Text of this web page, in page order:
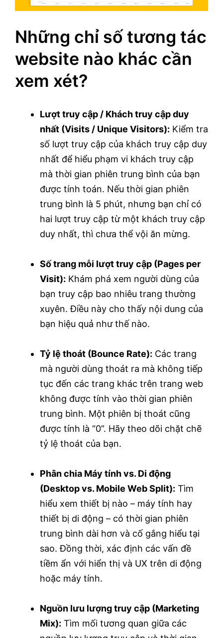
Những chỉ số tương tác
website nào khác cần
xem xét?
Lượt truy cập / Khách truy cập duy
nhất (Visits / Unique Visitors): Kiểm tra
số lượt truy cập của khách truy cập duy
nhất để hiểu phạm vi khách truy cập
mà thời gian phiên trung bình của bạn
được tính toán. Nếu thời gian phiên
trung bình là 5 phút, nhưng bạn chỉ có
hai lượt truy cập từ một khách truy cập
duy nhất, thì chưa thể vội ăn mừng.
Số trang mỗi lượt truy cập (Pages per
Visit): Khám phá xem người dùng của
bạn truy cập bao nhiêu trang thường
xuyên. Điều này cho thấy nội dung của
bạn hiệu quả như thế nào.
Tỷ lệ thoát (Bounce Rate): Các trang
mà người dùng thoát ra mà không tiếp
tục đến các trang khác trên trang web
không được tính vào thời gian phiên
trung bình. Một phiên bị thoát cũng
được tính là “0”. Hãy theo dõi chặt chẽ
tỷ lệ thoát của bạn.
Phân chia Máy tính vs. Di động
(Desktop vs. Mobile Web Split): Tìm
hiểu xem thiết bị nào – máy tính hay
thiết bị di động – có thời gian phiên
trung bình dài hơn và cố gắng hiểu tại
sao. Đồng thời, xác định các vấn đề
tiềm ẩn với hiển thị và UX trên di động
hoặc máy tính.
Nguồn lưu lượng truy cập (Marketing
Mix): Tìm mối tương quan giữa các